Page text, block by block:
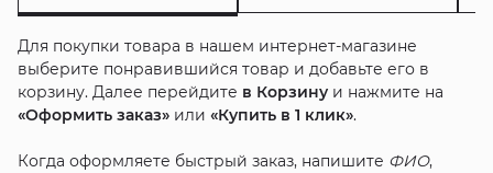
Для покупки товара в нашем интернет-магазине
выберите понравившийся товар и добавьте его в
корзину. Далее перейдите в Корзинуи нажмите на
«Оформить заказ»или «Купить в 1 клик».
Когда оформляете быстрый заказ, напишите ФИО,